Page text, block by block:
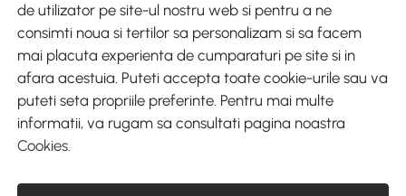
Google Play
+40 312294730 clienti@aosom.ro
Romania, Bucureşti Sectorul 2, Str. Barbu Paris Mumuleanu, Nr. 30-
CUI: 49266464
de utilizator pe site-ul nostru web si pentru a ne
consimti noua si tertilor sa personalizam si sa facem
mai placuta experienta de cumparaturi pe site si in
afara acestuia. Puteti accepta toate cookie-urile sau va
puteti seta propriile preferinte. Pentru mai multe
informatii, va rugam sa consultati pagina noastra
Cookies.